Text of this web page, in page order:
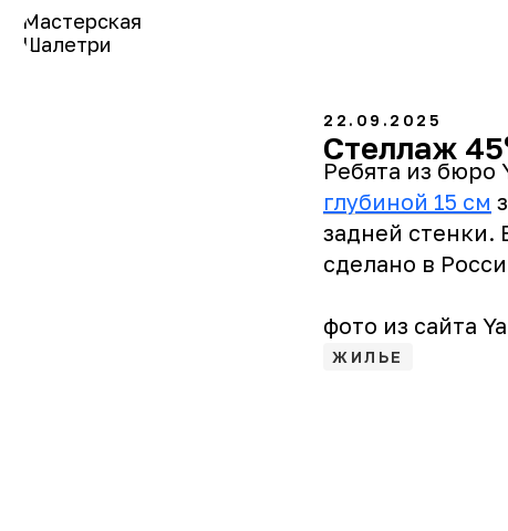
Мастерская
Шалетри
22.09.2025
Стеллаж
Ребята из бюро
глубиной 15 см
задней стенки.
сделано в
фото из сайта
ЖИЛЬЕ